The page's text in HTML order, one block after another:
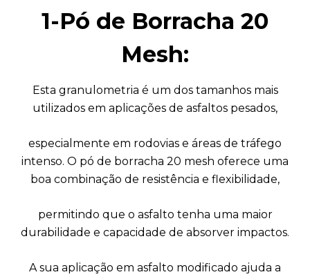
1-Pó de Borracha 20
Mesh:
Esta granulometria é um dos tamanhos mais
utilizados em aplicações de asfaltos pesados,
especialmente em rodovias e áreas de tráfego
intenso. O pó de borracha 20 mesh oferece uma
boa combinação de resistência e flexibilidade,
permitindo que o asfalto tenha uma maior
durabilidade e capacidade de absorver impactos.
A sua aplicação em asfalto modificado ajuda a